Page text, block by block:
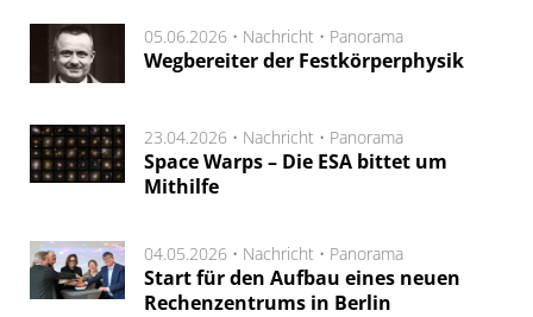
05.06.2026 • Nachricht • Panorama
Wegbereiter der Festkörperphysik
23.04.2026 • Nachricht • Panorama
Space Warps – Die ESA bittet um
Mithilfe
04.05.2026 • Nachricht • Panorama
Start für den Aufbau eines neuen
Rechenzentrums in Berlin